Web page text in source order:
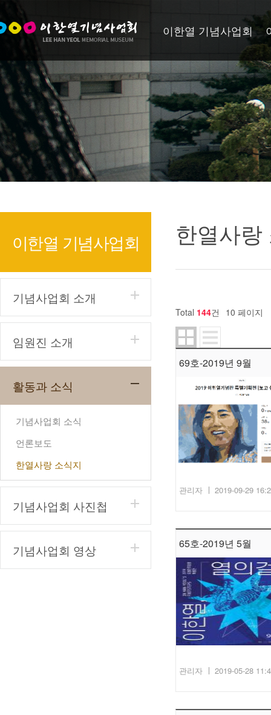
이한열 기념사업회
이한열 기념사업회
기념사업회 소개
임원진 소개
활동과 소식
기념사업회 소식
언론보도
한열사랑 소식지
기념사업회 사진첩
기념사업회 영상
한열사랑
Total 144건 10 페이지
69호-2019년 9월
관리자 2019-09-29
65호-2019년 5월
관리자 2019-05-28